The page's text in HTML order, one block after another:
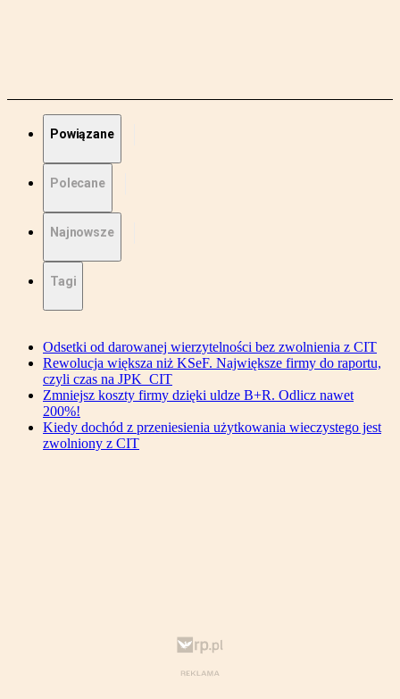
Powiązane
Polecane
Najnowsze
Tagi
Odsetki od darowanej wierzytelności bez zwolnienia z CIT
Rewolucja większa niż KSeF. Największe firmy do raportu,
czyli czas na JPK_CIT
Zmniejsz koszty firmy dzięki uldze B+R. Odlicz nawet
200%!
Kiedy dochód z przeniesienia użytkowania wieczystego jest
zwolniony z CIT